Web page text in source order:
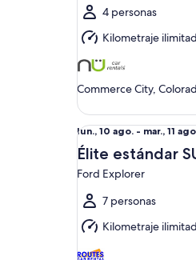
al
lun.,
10
ago.
4 personas
Kilometraje
Commerce City,
Del
lun.,
10
ago.
al
mar.,
11
ago.
lun., 10 ago. - mar., 11
Élite estándar
Ford Explorer
7 personas
Kilometraje
Élite estándar SUV